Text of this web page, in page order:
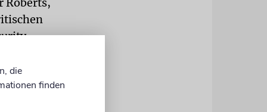
die
finden